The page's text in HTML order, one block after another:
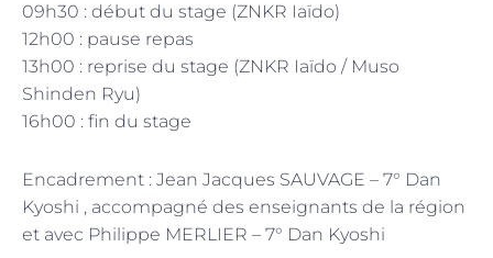
09h30 : début du stage (ZNKR Iaïdo)
12h00 : pause repas
13h00 : reprise du stage (ZNKR Iaïdo / Muso
Shinden Ryu)
16h00 : fin du stage
Encadrement : Jean Jacques SAUVAGE – 7° Dan
Kyoshi , accompagné des enseignants de la région
et avec Philippe MERLIER – 7° Dan Kyoshi